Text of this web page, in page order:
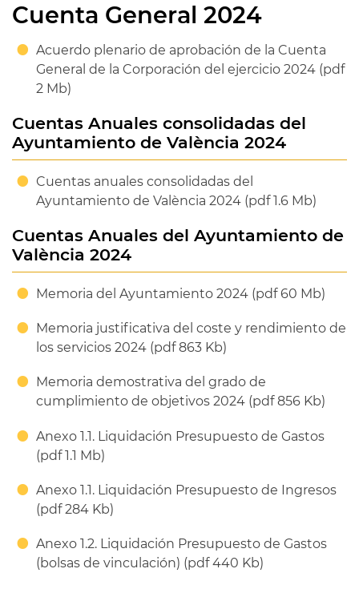
Cuenta General 2024
Acuerdo plenario de aprobación de la Cuenta
General de la Corporación del ejercicio 2024 (pdf
2 Mb)
Cuentas Anuales consolidadas del
Ayuntamiento de València 2024
Cuentas anuales consolidadas del
Ayuntamiento de València 2024 (pdf 1.6 Mb)
Cuentas Anuales del Ayuntamiento de
València 2024
Memoria del Ayuntamiento 2024 (pdf 60 Mb)
Memoria justificativa del coste y rendimiento de
los servicios 2024 (pdf 863 Kb)
Memoria demostrativa del grado de
cumplimiento de objetivos 2024 (pdf 856 Kb)
Anexo 1.1. Liquidación Presupuesto de Gastos
(pdf 1.1 Mb)
Anexo 1.1. Liquidación Presupuesto de Ingresos
(pdf 284 Kb)
Anexo 1.2. Liquidación Presupuesto de Gastos
(bolsas de vinculación) (pdf 440 Kb)